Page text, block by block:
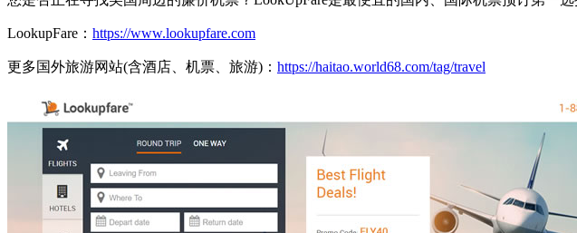
LookupFare： https://www.lookupfare.com
更多国外旅游网站(含酒店、机票、旅游)： https://haitao.world68.com/tag/travel